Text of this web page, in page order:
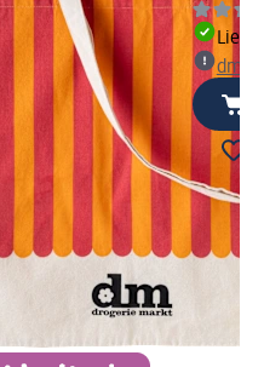
dm